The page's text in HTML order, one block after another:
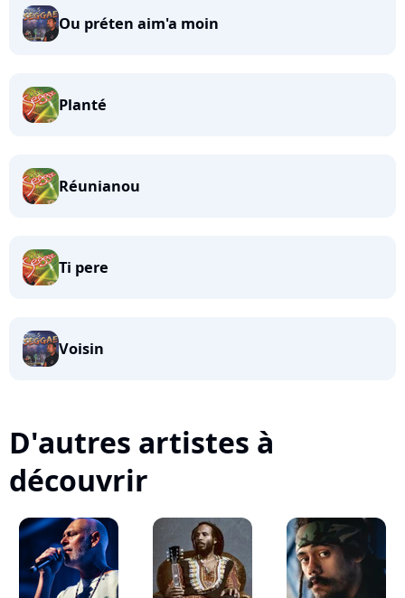
Ou préten aim'a moin
Planté
Réunianou
Ti pere
Voisin
D'autres artistes à
découvrir